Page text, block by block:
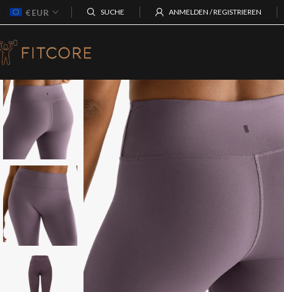
€EUR SUCHE ANMELDEN / REGISTRIEREN